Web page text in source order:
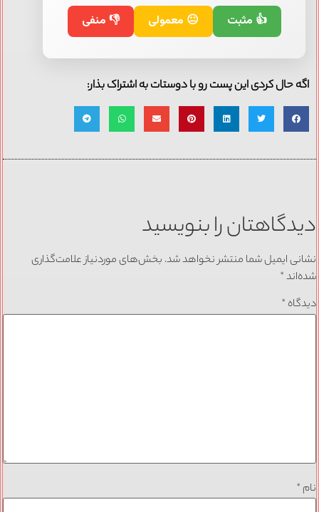
👍 مثبت 😐 معمولی 👎 منفی
اگه حال کردی این پست رو با دوستات به اشتراک بذار:
دیدگاهتان را بنویسید
نشانی ایمیل شما منتشر نخواهد شد. بخش‌های موردنیاز علامت‌گذاری
شده‌اند*
دیدگاه *
نام *